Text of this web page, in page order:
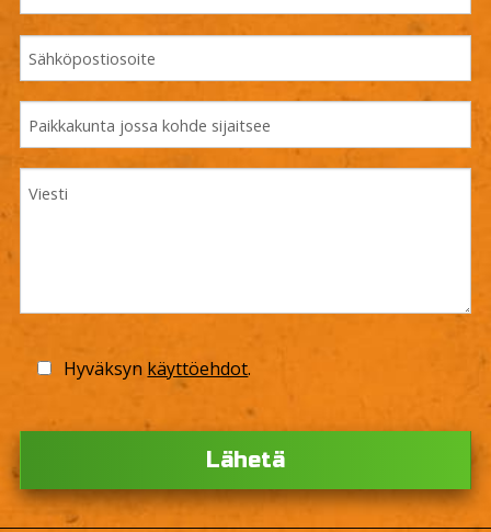
Hyväksyn käyttöehdot.